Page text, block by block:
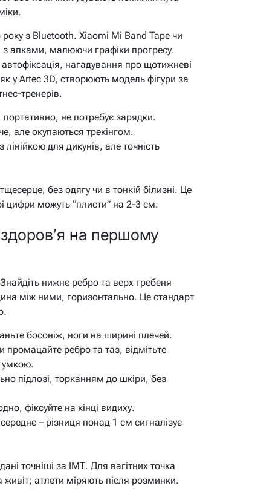
з Bluetooth. Xiaomi Mi Band Tape чи
з апками, малюючи графіки прогресу.
нагадування про щотижневі
у Artec 3D, створюють модель фігури за
тренерів.
не потребує зарядки.
але окупаються трекінгом.
лінійкою для дикунів, але точність
без одягу чи в тонкій білизні. Це
цифри можуть “плисти” на 2-3 см.
на першому
нижнє ребро та верх гребеня
між ними, горизонтально. Це стандарт
босоніж, ноги на ширині плечей.
промацайте ребро та таз, відмітьте
підлозі, торканням до шкіри, без
фіксуйте на кінці видиху.
середнє – різниця понад 1 см сигналізує
точніші за ІМТ. Для вагітних точка
атлети міряють після розминки.